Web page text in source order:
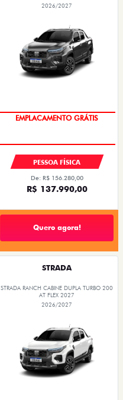
2026/2027
OPORTUNIDADE
PESSOA FÍSICA
De: R$ 156.280,00
R$ 137.990,00
Quero agora!
STRADA
STRADA RANCH CABINE DUPLA TURBO 200
AT FLEX 2027
2026/2027